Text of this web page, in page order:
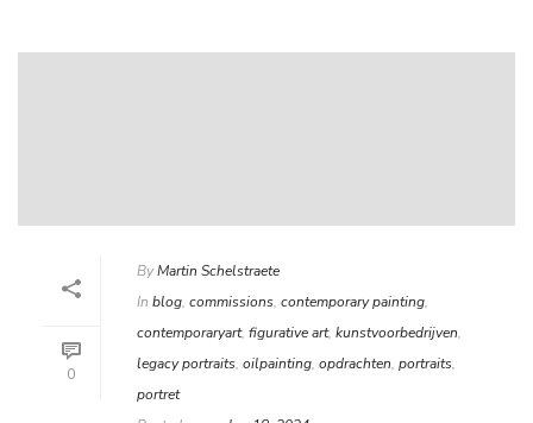
0
ByMartin Schelstraete
In blog, commissions, contemporary painting,
contemporaryart, figurative art, kunstvoorbedrijven,
legacy portraits, oilpainting, opdrachten, portraits,
portret